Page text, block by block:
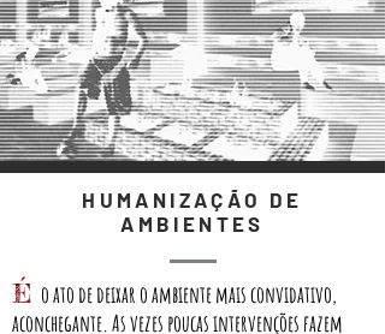
HUMANIZAÇÃO DE
AMBIENTES
É o ato de deixar o ambiente mais convidativo,
aconchegante. As vezes poucas intervenções fazem